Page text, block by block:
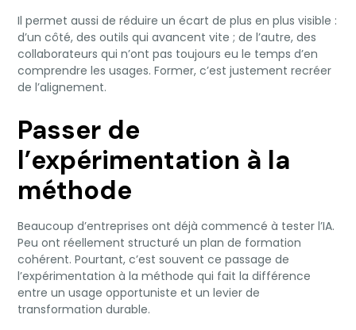
Il permet aussi de réduire un écart de plus en plus visible :
d’un côté, des outils qui avancent vite ; de l’autre, des
collaborateurs qui n’ont pas toujours eu le temps d’en
comprendre les usages. Former, c’est justement recréer
de l’alignement.
Passer de
l’expérimentation à la
méthode
Beaucoup d’entreprises ont déjà commencé à tester l’IA.
Peu ont réellement structuré un plan de formation
cohérent. Pourtant, c’est souvent ce passage de
l’expérimentation à la méthode qui fait la différence
entre un usage opportuniste et un levier de
transformation durable.